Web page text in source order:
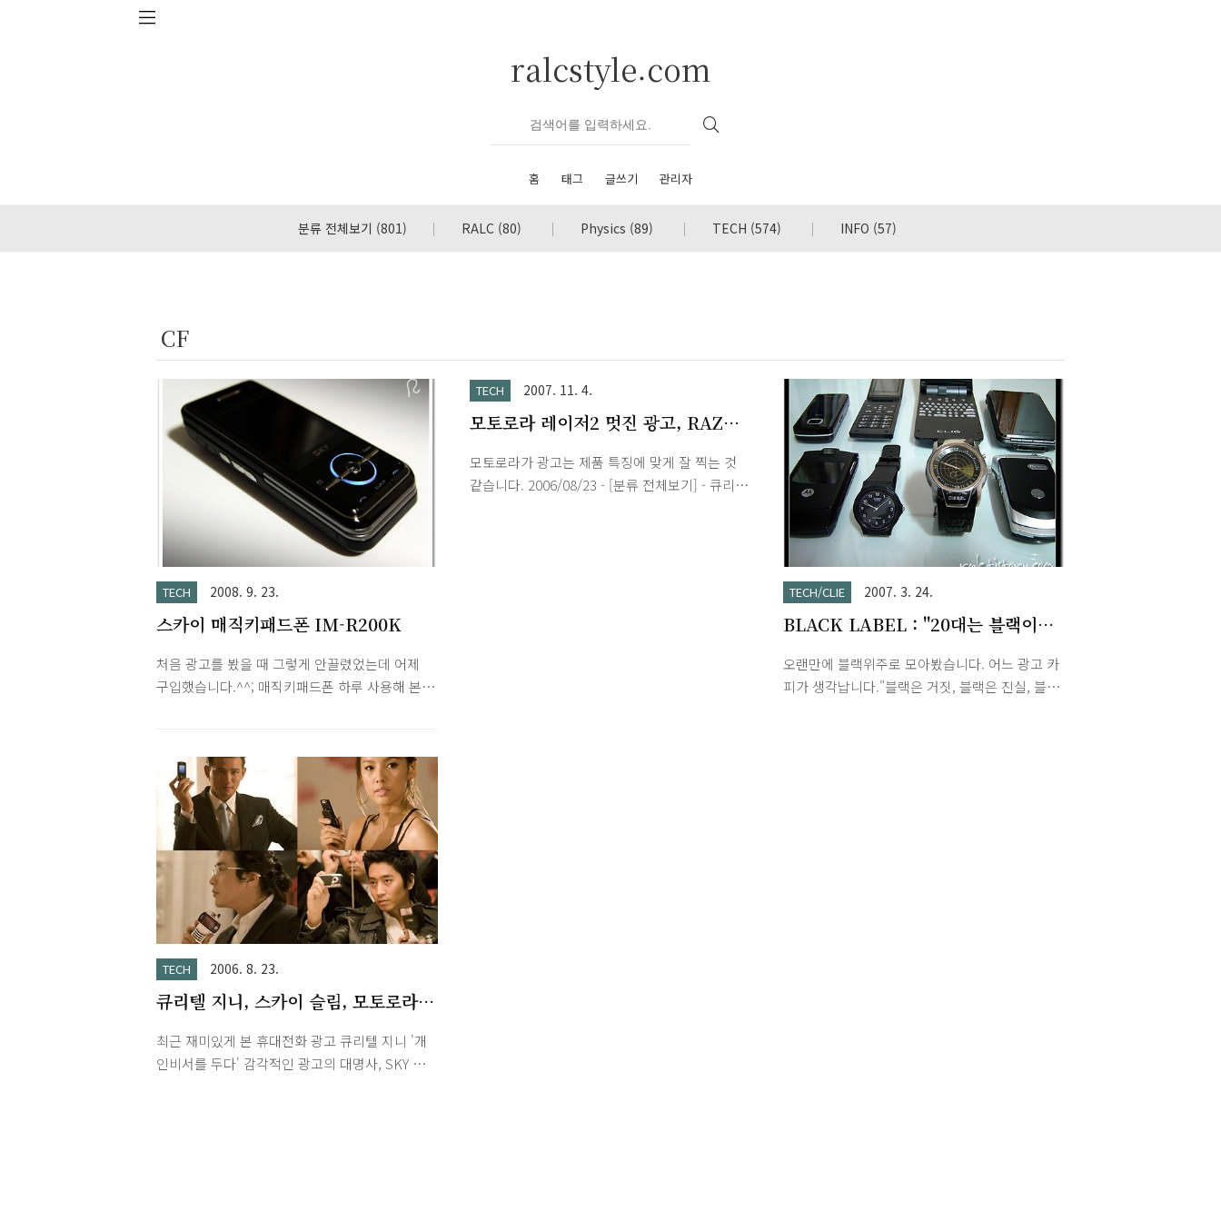
ralcstyle.com
홈 태그 글쓰기 관리자
분류 전체보기 (801) RALC (80) Physics (89) TECH (574) INFO (57)
CF
TECH 2008. 9. 23.
스카이 매직키패드폰 IM-R200K
처음 광고를 봤을 때 그렇게 안끌렸었는데 어제
구입했습니다.^^; 매직키패드폰 하루 사용해 본
한 터치가 흥미로우며 다양한 설정이 가능. - 카메
라, MP3 재생시 키패드 액정부분이 옵션, 플레이
리스트 기능을 해서 유용합니다. 단점 - 약 17mm
로 다소 두꺼우며 전면 버튼이 작아서 불편함. -
진동 세기 조절이 안되는데다가 진동까지 너무 강
해서 책상 위에 올려두기가 좀 그렇습니다. - 액정
색감이 현재 사용중인 듀크폰에 비해 떨어짐. (스
카이 모델이 대체적으로 싸이언에 비해 색감이 사
실적이지 못한편.)
TECH 2007. 11. 4.
모토로라 레이저2 멋진 광고, RAZR2
모토로라가 광고는 제품 특징에 맞게 잘 찍는 것
같습니다. 2006/08/23 - [분류 전체보기] - 큐리텔
TECH/CLIE 2007. 3. 24.
BLACK LABEL : "20대는 블랙이
오랜만에 블랙위주로 모아봤습니다. 어느 광고 카
피가 생각납니다."블랙은 거짓, 블랙은 진실, 블랙
TECH 2006. 8. 23.
큐리텔 지니, 스카이 슬림, 모토로라
최근 재미있게 본 휴대전화 광고 큐리텔 지니 '개
인비서를 두다' 감각적인 광고의 대명사, SKY 제